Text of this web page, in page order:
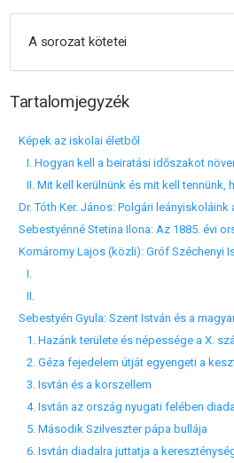
A sorozat kötetei
Tartalomjegyzék
Képek az iskolai életből
I. Hogyan kell a beiratási időszakot
II. Mit kell kerülnünk és mit kell
Dr. Tóth Ker. János: Polgári
Sebestyénné Stetina Ilona: Az 1885. évi
Komáromy Lajos (közli): Gróf Széchenyi
I.
II.
Sebestyén Gyula: Szent István és a
1. Hazánk területe és népessége a X.
2. Géza fejedelem útját egyengeti a
3. Isvtán és a korszellem
4. Isvtán az ország nyugati felében
5. Második Szilveszter pápa bullája
6. Isvtán diadalra juttatja a